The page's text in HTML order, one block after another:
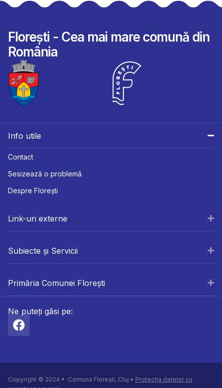
Florești - Cea mai mare comună din
România
Info utile
Contact
Sesizează o problemă
Despre Florești
Link-uri externe
Subiecte și Servicii
Primăria Comunei Florești
Ne puteți găsi pe:
Copyright © 2024 • Comuna Florești, Cluj • Protecția datelor cu